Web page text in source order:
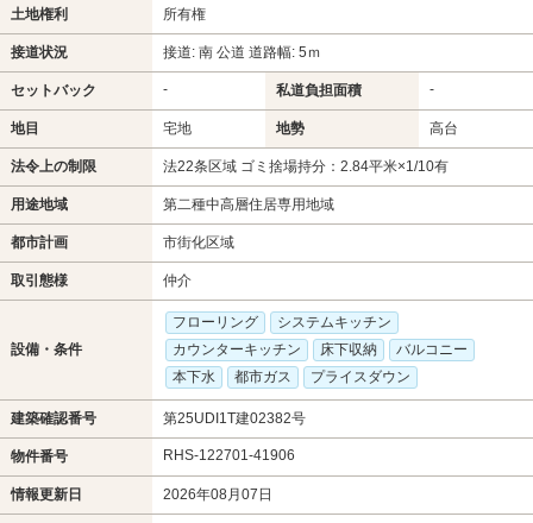
土地権利 所有権
接道状況 接道: 南 公道 道路幅: 5ｍ
セットバック - 私道負担面積 -
地目 宅地 地勢 高台
法令上の制限 法22条区域 ゴミ捨場持分：2.84平米×1/10有
用途地域 第二種中高層住居専用地域
都市計画 市街化区域
取引態様 仲介
設備・条件
フローリング
システムキッチン
カウンターキッチン
床下収納
バルコニー
本下水
都市ガス プライスダウン
建築確認番号 第25UDI1T建02382号
物件番号 RHS-122701-41906
情報更新日 2026年08月07日